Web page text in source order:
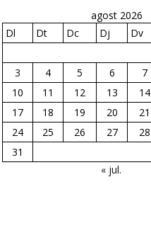
agost 2026
Dl
Dt Dc Dj Dv
3
4 5 6 7
10
11 12 13 14
17
18 19 20 21
24
25 26 27 28
31
« jul.